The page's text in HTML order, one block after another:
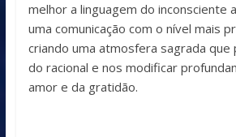
melhor a linguagem do inconsciente
uma comunicação com o nível mais
criando uma atmosfera sagrada que
do racional e nos modificar
amor e da gratidão.